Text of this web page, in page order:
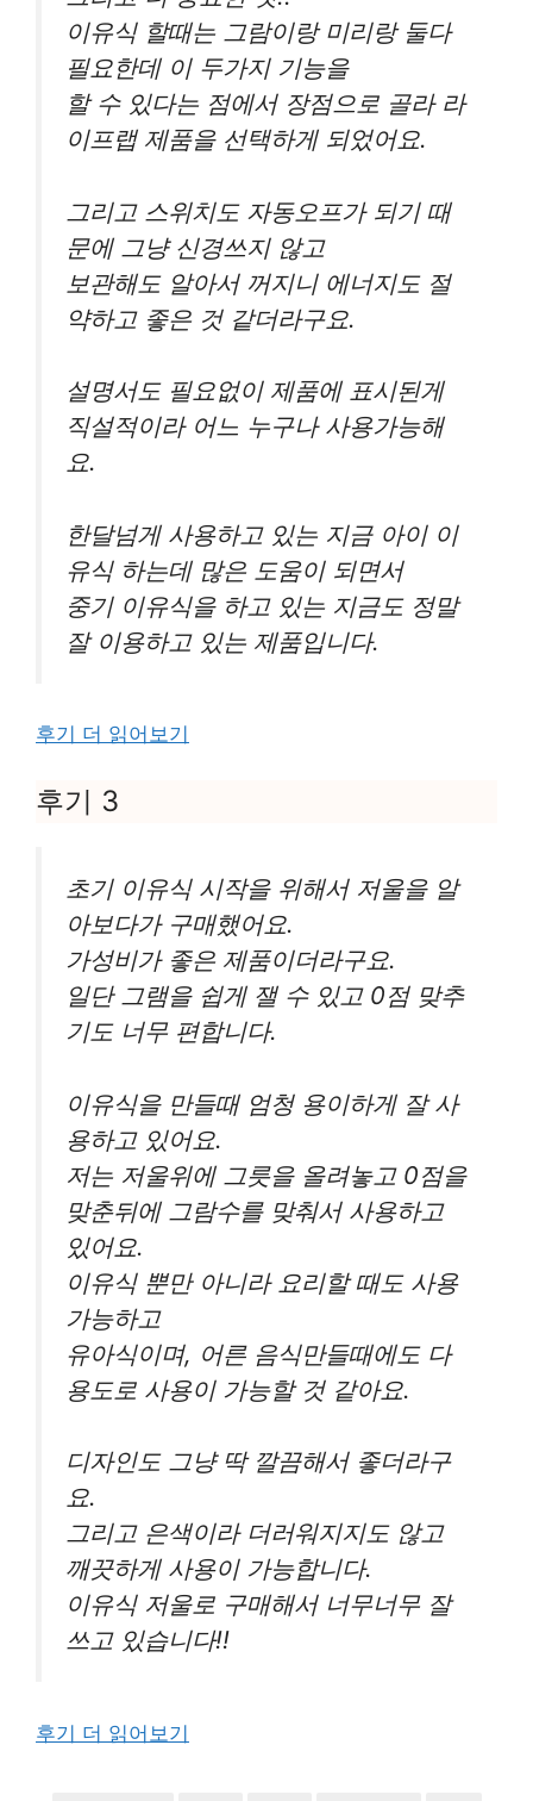
이유식 할때는 그람이랑 미리랑 둘다
필요한데 이 두가지 기능을
할 수 있다는 점에서 장점으로 골라 라
이프랩 제품을 선택하게 되었어요.
그리고 스위치도 자동오프가 되기 때
문에 그냥 신경쓰지 않고
보관해도 알아서 꺼지니 에너지도 절
약하고 좋은 것 같더라구요.
설명서도 필요없이 제품에 표시된게
직설적이라 어느 누구나 사용가능해
요.
한달넘게 사용하고 있는 지금 아이 이
유식 하는데 많은 도움이 되면서
중기 이유식을 하고 있는 지금도 정말
잘 이용하고 있는 제품입니다.
후기 더 읽어보기
후기 3
초기 이유식 시작을 위해서 저울을 알
아보다가 구매했어요.
가성비가 좋은 제품이더라구요.
일단 그램을 쉽게 잴 수 있고 0점 맞추
기도 너무 편합니다.
이유식을 만들때 엄청 용이하게 잘 사
용하고 있어요.
저는 저울위에 그릇을 올려놓고 0점을
맞춘뒤에 그람수를 맞춰서 사용하고
있어요.
이유식 뿐만 아니라 요리할 때도 사용
가능하고
유아식이며, 어른 음식만들때에도 다
용도로 사용이 가능할 것 같아요.
디자인도 그냥 딱 깔끔해서 좋더라구
요.
그리고 은색이라 더러워지지도 않고
깨끗하게 사용이 가능합니다.
이유식 저울로 구매해서 너무너무 잘
쓰고 있습니다!!
후기 더 읽어보기